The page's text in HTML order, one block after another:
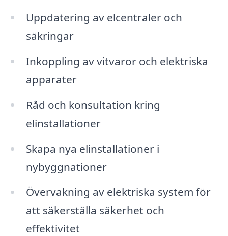
Uppdatering av elcentraler och
säkringar
Inkoppling av vitvaror och elektriska
apparater
Råd och konsultation kring
elinstallationer
Skapa nya elinstallationer i
nybyggnationer
Övervakning av elektriska system för
att säkerställa säkerhet och
effektivitet